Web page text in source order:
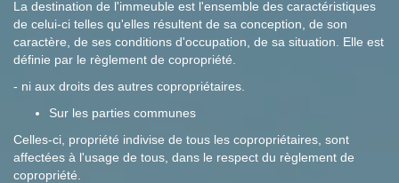
La destination de l'immeuble est l'ensemble des caractéristiques
de celui-ci telles qu'elles résultent de sa conception, de son
caractère, de ses conditions d'occupation, de sa situation. Elle est
définie par le règlement de copropriété.
- ni aux droits des autres copropriétaires.
Sur les parties communes
Celles-ci, propriété indivise de tous les copropriétaires, sont
affectées à l'usage de tous, dans le respect du règlement de
copropriété.